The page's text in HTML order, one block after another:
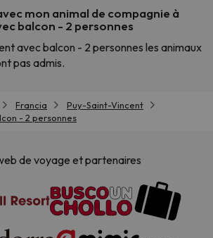
mon animal de compagnie à
balcon - 2 personnes
avec balcon - 2 personnes les animaux
pas admis.
Francia
Puy-Saint-Vincent
- 2 personnes
de voyage et partenaires